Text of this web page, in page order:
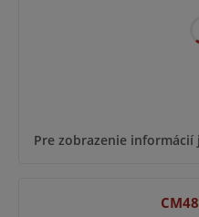
Pre zobrazenie